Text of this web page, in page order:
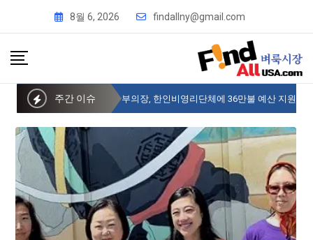
8월 6, 2026 findallny@gmail.com
주간 이슈
뉴욕시의회 샌드라 황 부의장, 한인비영리단체에 36만불 예산 지원